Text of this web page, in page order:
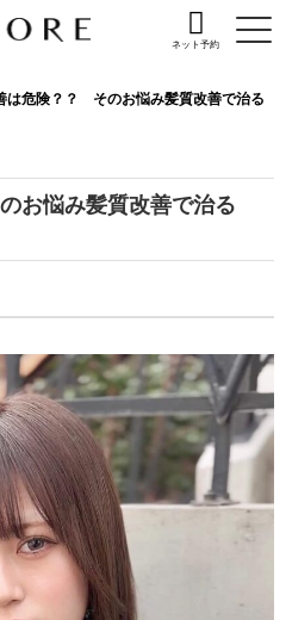
ネット予約
は危険？？ そのお悩み髪質改善で治る
お悩み髪質改善で治る